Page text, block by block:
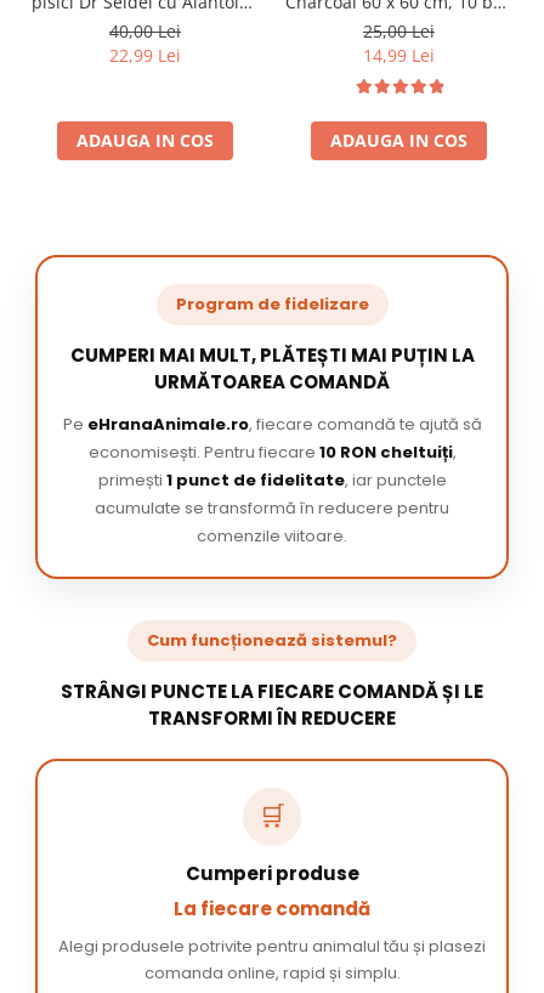
220 ml
40,00 Lei
22,99 Lei
ADAUGA IN COS
/ pachet
25,00 Lei
14,99 Lei
ADAUGA IN COS
Program de fidelizare
CUMPERI MAI MULT, PLĂTEȘTI MAI PUȚIN LA
URMĂTOAREA COMANDĂ
Pe eHranaAnimale.ro, fiecare comandă te ajută să
economisești. Pentru fiecare 10 RON cheltuiți,
primești 1 punct de fidelitate, iar punctele
acumulate se transformă în reducere pentru
comenzile viitoare.
Cum funcționează sistemul?
STRÂNGI PUNCTE LA FIECARE COMANDĂ ȘI LE
TRANSFORMI ÎN REDUCERE
🛒
Cumperi produse
La fiecare comandă
Alegi produsele potrivite pentru animalul tău și plasezi
comanda online, rapid și simplu.